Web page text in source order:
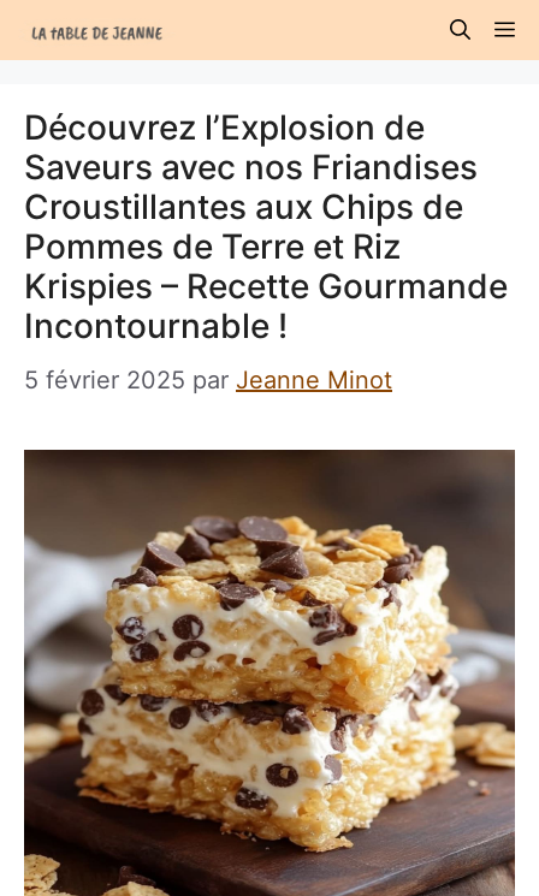
au
Découvrez l’Explosion de
Saveurs avec nos Friandises
Croustillantes aux Chips de
Pommes de Terre et Riz
Krispies – Recette Gourmande
Incontournable !
5 février 2025 par Jeanne Minot